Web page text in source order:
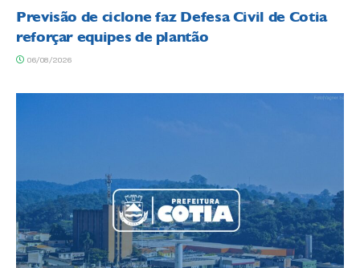
Previsão de ciclone faz Defesa Civil de Cotia
reforçar equipes de plantão
06/08/2026